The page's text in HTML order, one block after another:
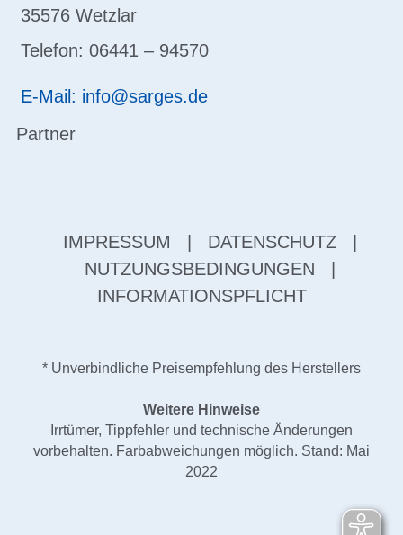
35576 Wetzlar
Telefon: 06441 – 94570
E-Mail: info@sarges.de
Partner
IMPRESSUM DATENSCHUTZ
NUTZUNGSBEDINGUNGEN
INFORMATIONSPFLICHT
* Unverbindliche Preisempfehlung des Herstellers
Weitere Hinweise
Irrtümer, Tippfehler und technische Änderungen
vorbehalten. Farbabweichungen möglich. Stand: Mai
2022